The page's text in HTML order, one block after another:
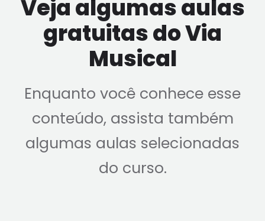
Veja algumas aulas
gratuitas do Via
Musical
Enquanto você conhece esse
conteúdo, assista também
algumas aulas selecionadas
do curso.